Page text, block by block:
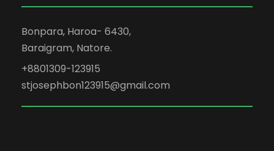
Bonpara, Haroa- 6430,
Baraigram, Natore.
+8801309-123915
stjosephbon123915@gmail.com